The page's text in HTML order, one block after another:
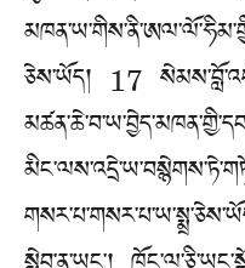
ཅེས་ཡོད། 17